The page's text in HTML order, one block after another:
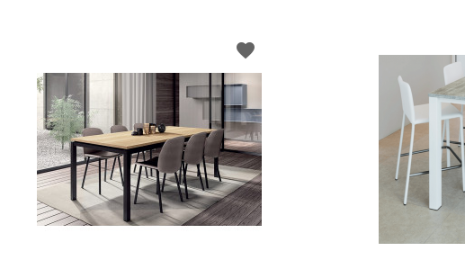
favorite